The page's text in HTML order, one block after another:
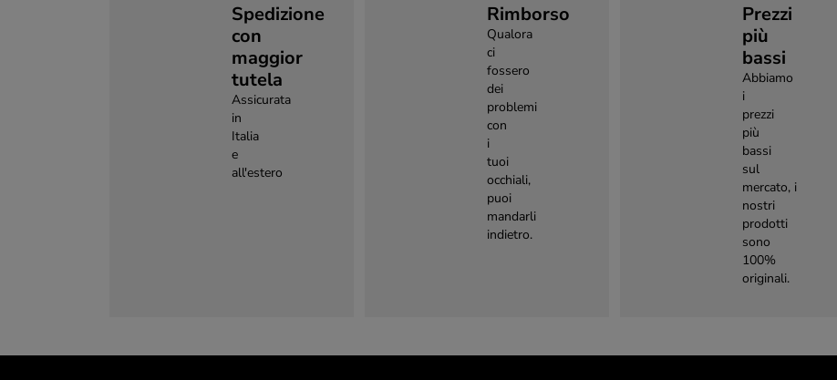
Spedizione
con
maggior
tutela
Assicurata
in
Italia
e
all'estero
Rimborso
Qualora
ci
fossero
dei
problemi
con
i
tuoi
occhiali,
puoi
mandarli
indietro.
Prezzi
più
bassi
Abbiamo
i
prezzi
più
bassi
sul
mercato, i
nostri
prodotti
sono
100%
originali.